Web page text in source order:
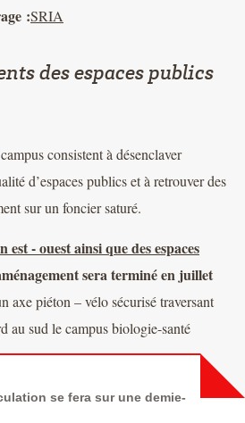
:SRIA
des espaces publics
consistent à désenclaver
d’espaces publics et à retrouver des
sur un foncier saturé.
- ouest ainsi que des espaces
sera terminé en juillet
axe piéton – vélo sécurisé traversant
au sud le campus biologie-santé
se fera sur une demie-